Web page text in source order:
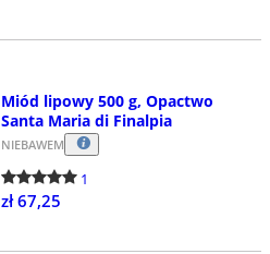
Miód lipowy 500 g, Opactwo
Santa Maria di Finalpia
NIEBAWEM
1
zł 67,25